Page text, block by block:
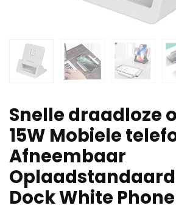
Snelle draadloze
15W Mobiele
Afneembaar
Oplaadstandaard
Dock White